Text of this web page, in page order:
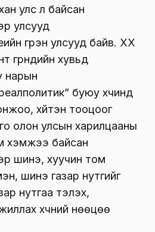
улс л байсан
улсууд
гүрэн улсууд байв. ХХ
гүрнүүдийн хувьд
нарын
буюу хүчинд
хүйтэн тооцоог
олон улсын харилцааны
хэмжээ байсан
шинэ, хуучин том
шинэ газар нутгийг
нутгаа тэлэх,
хүчний нөөцөө